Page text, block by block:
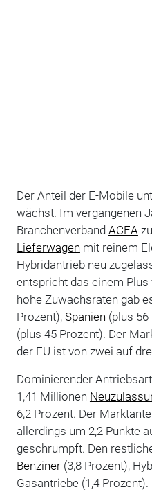
Der Anteil der E-Mobile
wächst. Im vergangenen
Branchenverband ACEA
Lieferwagen mit reinem
Hybridantrieb neu
entspricht das einem
hohe Zuwachsraten gab
Prozent), Spanien (plus
(plus 45 Prozent). Der
der EU ist von zwei auf
Dominierender
1,41 Millionen
6,2 Prozent. Der
allerdings um 2,2 Punkte
geschrumpft. Den
Benziner(3,8 Prozent),
Gasantriebe (1,4